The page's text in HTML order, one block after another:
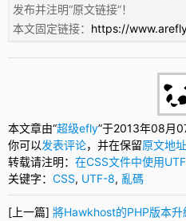
发布并注明“原文链接”！
本文固定链接： https://
本文章由“超级efly”于2013年08月
你可以发表评论，并在保留原文地址
转载请注明： 在CSS文件中使用
关键字： CSS, UTF-8, 亂碼
[上一篇] 將Hawkhost的PHP版本